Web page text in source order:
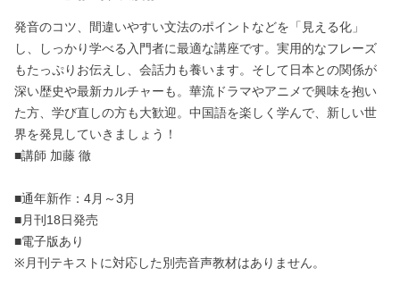
発音のコツ、間違いやすい文法のポイントなどを「見える化」
し、しっかり学べる入門者に最適な講座です。実用的なフレーズ
もたっぷりお伝えし、会話力も養います。そして日本との関係が
深い歴史や最新カルチャーも。華流ドラマやアニメで興味を抱い
た方、学び直しの方も大歓迎。中国語を楽しく学んで、新しい世
界を発見していきましょう！
■講師 加藤 徹
■通年新作：4月～3月
■月刊18日発売
■電子版あり
※月刊テキストに対応した別売音声教材はありません。